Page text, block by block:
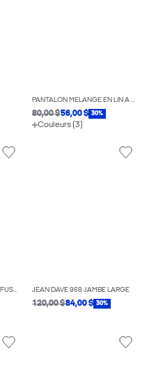
PANTALON MÉLANGE EN LIN À COUPE DÉCONTRACTÉE
80,00 $56,00 $ 30%
Couleurs (3)
PANTALON CHINO COUPE FUSELÉE JEAN DAVE 968 JAMBE LARGE
120,00 $84,00 $ 30%